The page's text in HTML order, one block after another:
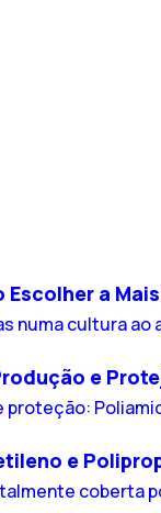
a
e
e